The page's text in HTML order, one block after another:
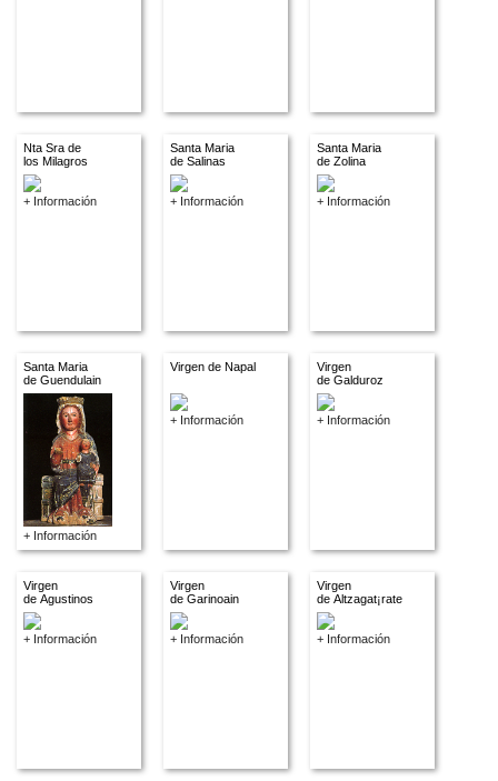
Nta Sra de
los Milagros
+ Información
Santa Maria
de Salinas
+ Información
Santa Maria
de Zolina
+ Información
Santa Maria
de Guendulain
+ Información
Virgen de Napal
+ Información
Virgen
de Galduroz
+ Información
Virgen
de Agustinos
+ Información
Virgen
de Garinoain
+ Información
Virgen
de Altzagat¡rate
+ Información